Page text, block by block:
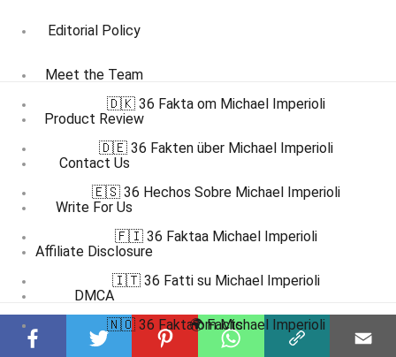
Editorial Policy
Meet the Team
Product Review
Contact Us
Write For Us
Affiliate Disclosure
DMCA
Terms
🇩🇰 36 Fakta om Michael Imperioli
🇩🇪 36 Fakten über Michael Imperioli
🇪🇸 36 Hechos Sobre Michael Imperioli
🇫🇮 36 Faktaa Michael Imperioli
🇮🇹 36 Fatti su Michael Imperioli
🇳🇴 36 Fakta om Michael Imperioli
🌍 Facts